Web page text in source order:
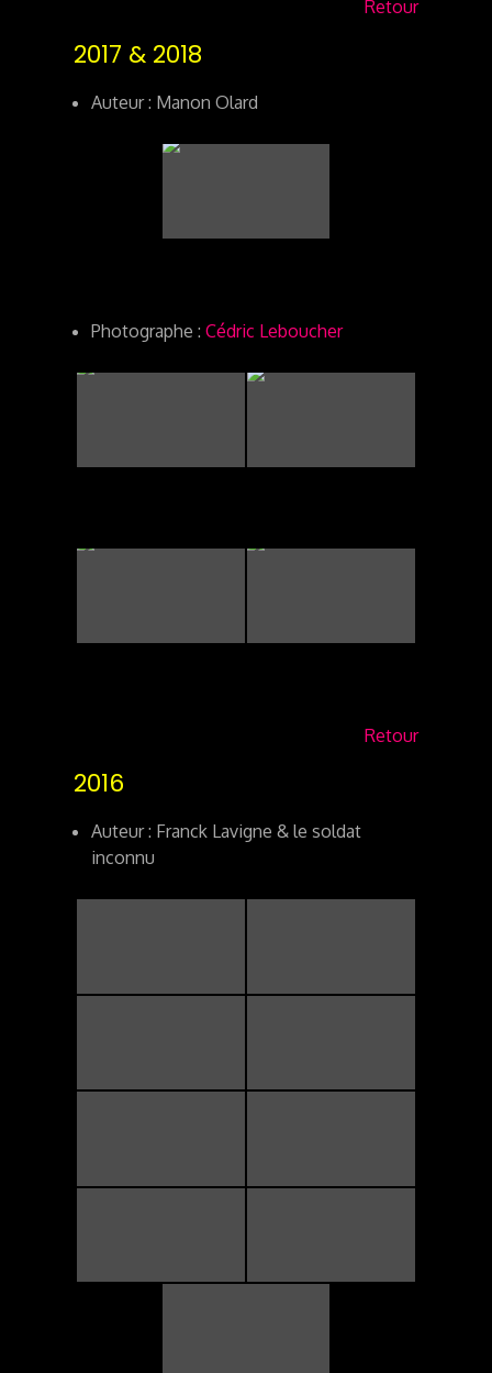
Retour
2017 & 2018
Auteur : Manon Olard
Photographe :Cédric Leboucher
Retour
2016
Auteur : Franck Lavigne & le soldat
inconnu